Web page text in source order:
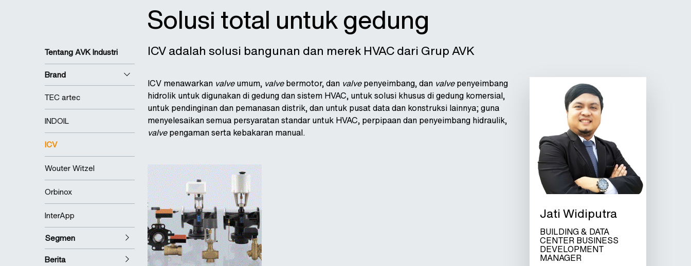
Tentang AVK Industri
Brand
TEC artec
INDOIL
ICV
Wouter Witzel
Orbinox
InterApp
Segmen
Berita
Solusi total untuk gedung
ICV adalah solusi bangunan dan merek HVAC dari Grup AVK
ICV menawarkan valveumum, valvebermotor, dan valvepenyeimbang, dan valvepenyeimbang
hidrolik untuk digunakan di gedung dan sistem HVAC, untuk solusi khusus di gedung komersial,
untuk pendinginan dan pemanasan distrik, dan untuk pusat data dan konstruksi lainnya; guna
menyelesaikan semua persyaratan standar untuk HVAC, perpipaan dan penyeimbang hidraulik,
valvepengaman serta kebakaran manual.
Jati Widiputra
BUILDING & DATA
CENTER BUSINESS
DEVELOPMENT
MANAGER